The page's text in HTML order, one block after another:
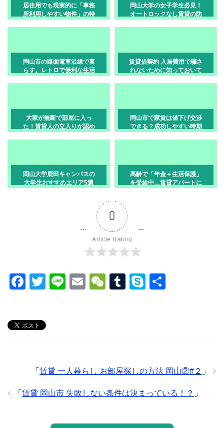
居住用でも現実的に「事務
所利用しやすい物件」の特
岡山大学の女子学生必見！
オートロックなし賃貸の防
岡山市の路面電車沿線で暮
らす。レトロで便利な生活
賃貸借契約 入居費用で騙さ
れないために知っておいて
大家が無断で部屋に入っ
た！賃貸人の立入りが認め
岡山市で家賃は値下げ交渉
できる？成功しやすい時期
岡山大学鹿田キャンパスの
大学生おすすめエリア5選
高齢で「年金＋生活保護」
を受給中…賃貸アパートに
0
Article Rating
F
e
b
k
T
er
Li
E
W
at
T
r
S
「 賃貸 一人暮らし お部屋探しの方法 岡山②#２ 」
「 賃貸 岡山市 失敗しない条件は決まっている！？ 」